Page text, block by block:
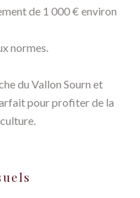
de 1 000 € environ
normes.
du Vallon Sourn et
pour profiter de la